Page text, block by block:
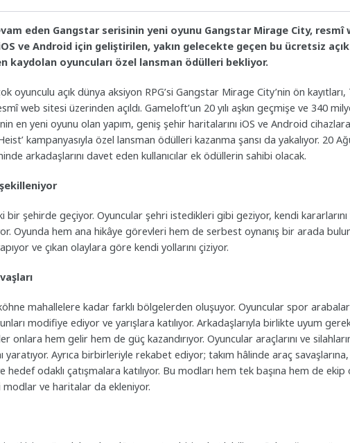
eden Gangstar serisinin yeni oyunu Gangstar Mirage City, resmî
ve Android için geliştirilen, yakın gelecekte geçen bu ücretsiz
kaydolan oyuncuları özel lansman ödülleri bekliyor.
oyunculu açık dünya aksiyon RPG’si Gangstar Mirage City’nin ön kayıtları,
web sitesi üzerinden açıldı. Gameloft’un 20 yılı aşkın geçmişe ve 340
en yeni oyunu olan yapım, geniş şehir haritalarını iOS ve Android
kampanyasıyla özel lansman ödülleri kazanma şansı da yakalıyor. 20
arkadaşlarını davet eden kullanıcılar ek ödüllerin sahibi olacak.
bir şehirde geçiyor. Oyuncular şehri istedikleri gibi geziyor, kendi
Oyunda hem ana hikâye görevleri hem de serbest oynanış bir arada
ve çıkan olaylara göre kendi yollarını çiziyor.
mahallelere kadar farklı bölgelerden oluşuyor. Oyuncular spor
modifiye ediyor ve yarışlara katılıyor. Arkadaşlarıyla birlikte uyum
onlara hem gelir hem de güç kazandırıyor. Oyuncular araçlarını ve
yaratıyor. Ayrıca birbirleriyle rekabet ediyor; takım hâlinde araç
odaklı çatışmalara katılıyor. Bu modları hem tek başına hem de ekip
modlar ve haritalar da ekleniyor.